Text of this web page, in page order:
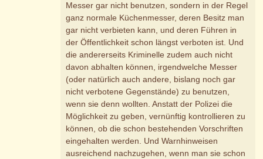
Messer gar nicht benutzen, sondern in der Regel
ganz normale Küchenmesser, deren Besitz man
gar nicht verbieten kann, und deren Führen in
der Öffentlichkeit schon längst verboten ist. Und
die andererseits Kriminelle zudem auch nicht
davon abhalten können, irgendwelche Messer
(oder natürlich auch andere, bislang noch gar
nicht verbotene Gegenstände) zu benutzen,
wenn sie denn wollten. Anstatt der Polizei die
Möglichkeit zu geben, vernünftig kontrollieren zu
können, ob die schon bestehenden Vorschriften
eingehalten werden. Und Warnhinweisen
ausreichend nachzugehen, wenn man sie schon